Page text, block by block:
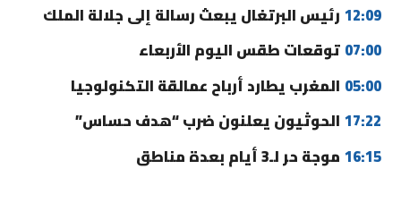
12:09 رئيس البرتغال يبعث رسالة إلى جلالة الملك
07:00 توقعات طقس اليوم الأربعاء
05:00 المغرب يطارد أرباح عمالقة التكنولوجيا
17:22 الحوثيون يعلنون ضرب “هدف حساس”
16:15 موجة حر لـ3 أيام بعدة مناطق